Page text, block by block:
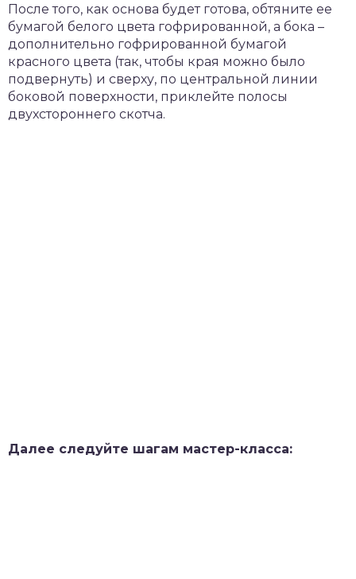
После того, как основа будет готова, обтяните ее
бумагой белого цвета гофрированной, а бока –
дополнительно гофрированной бумагой
красного цвета (так, чтобы края можно было
подвернуть) и сверху, по центральной линии
боковой поверхности, приклейте полосы
двухстороннего скотча.
Далее следуйте шагам мастер-класса: